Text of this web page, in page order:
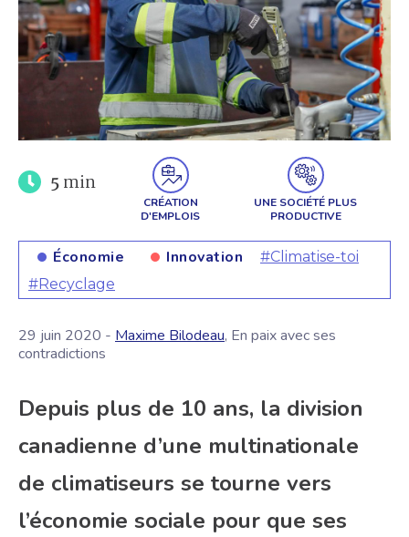
5min
CRÉATION
D'EMPLOIS
UNE SOCIÉTÉ PLUS
PRODUCTIVE
Économie Innovation
#Climatise-toi
#Recyclage
29 juin 2020 - Maxime Bilodeau, En paix avec ses
contradictions
Depuis plus de 10 ans, la division
canadienne d’une multinationale
de climatiseurs se tourne vers
l’économie sociale pour que ses